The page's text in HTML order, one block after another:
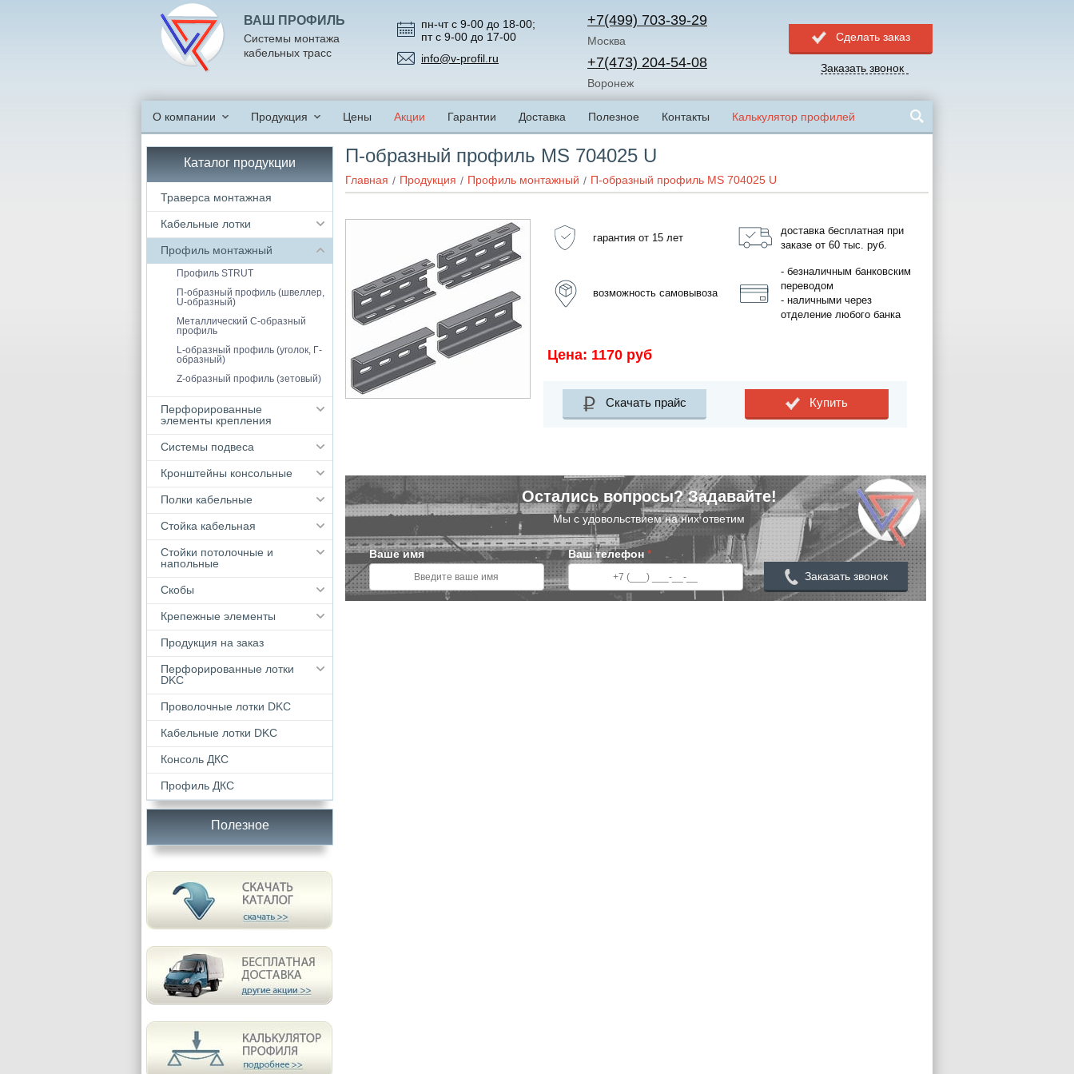
ВАШ ПРОФИЛЬ
Системы монтажа
кабельных трасс
пн-чт с 9-00 до 18-00;
пт с 9-00 до 17-00
info@v-profil.ru
+7(499) 703-39-29
Москва
+7(473) 204-54-08
Воронеж
Сделать заказ
Заказать звонок
О компании Продукция Цены Акции Гарантии Доставка Полезное Контакты Калькулятор профилей
П-образный профиль MS 704025 U
Главная Продукция Профиль монтажный П-образный профиль MS 704025 U
гарантия от 15 лет
доставка бесплатная при
заказе от 60 тыс. руб.
возможность самовывоза
- безналичным банковским
переводом
- наличными через
отделение любого банка
Цена: 1170 руб
Скачать прайс Купить
Остались вопросы? Задавайте!
Мы с удовольствием на них ответим
Ваше имя Ваш телефон *
Заказать звонок
Каталог продукции
Траверса монтажная
Кабельные лотки
Профиль монтажный
Профиль STRUT
П-образный профиль (швеллер,
U-образный)
Металлический С-образный
профиль
L-образный профиль (уголок, Г-
образный)
Z-образный профиль (зетовый)
Перфорированные
элементы крепления
Системы подвеса
Кронштейны консольные
Полки кабельные
Стойка кабельная
Стойки потолочные и
напольные
Скобы
Крепежные элементы
Продукция на заказ
Перфорированные лотки
DKC
Проволочные лотки DKC
Кабельные лотки DKС
Консоль ДКС
Профиль ДКС
Полезное